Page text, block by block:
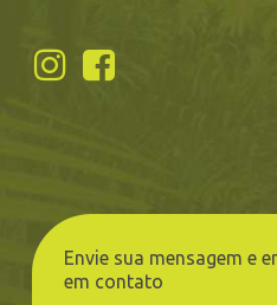
Envie sua mensagem e
em contato